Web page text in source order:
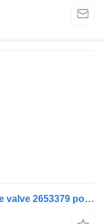
Modulateur EBS Scania EBS brake valve 2653379 pour tracteur routier Scania G400